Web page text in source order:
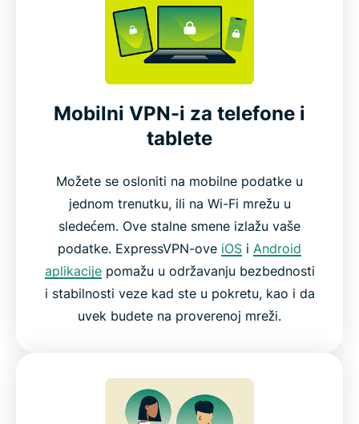
Mobilni VPN-i za telefone i
tablete
Možete se osloniti na mobilne podatke u
jednom trenutku, ili na Wi-Fi mrežu u
sledećem. Ove stalne smene izlažu vaše
podatke. ExpressVPN-ove iOS i Android
aplikacijepomažu u održavanju bezbednosti
i stabilnosti veze kad ste u pokretu, kao i da
uvek budete na proverenoj mreži.